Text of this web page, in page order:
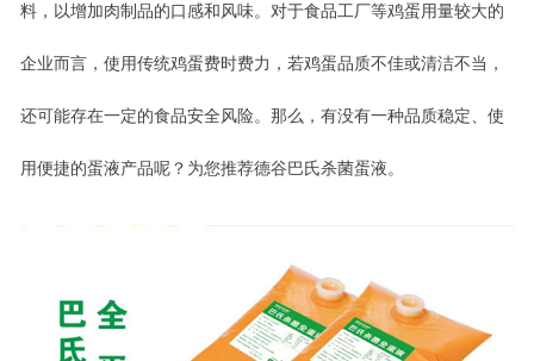
料，以增加肉制品的口感和风味。对于食品工厂等鸡蛋用量较大的
企业而言，使用传统鸡蛋费时费力，若鸡蛋品质不佳或清洁不当，
还可能存在一定的食品安全风险。 那么，有没有一种品质稳定、使
用便捷的蛋液产品呢？ 为您推荐德谷巴氏杀菌蛋液。